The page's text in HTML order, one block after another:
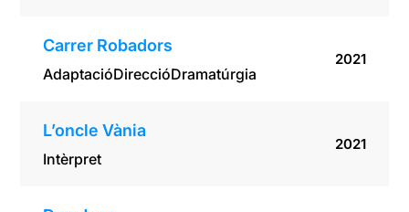
Carrer Robadors
AdaptacióDireccióDramatúrgia
2021
L’oncle Vània
Intèrpret
2021